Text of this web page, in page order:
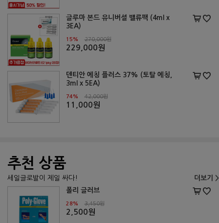
글루마 본드 유니버셜 밸류팩 (4ml x
3EA)
15% 270,000원
229,000원
덴티안 에칭 플러스 37% (토탈 에칭,
3ml x 5EA)
74% 42,000원
11,000원
추천 상품
세일글로발이 제일 싸다!
더보기 >
폴리 글러브
28% 3,450원
2,500원